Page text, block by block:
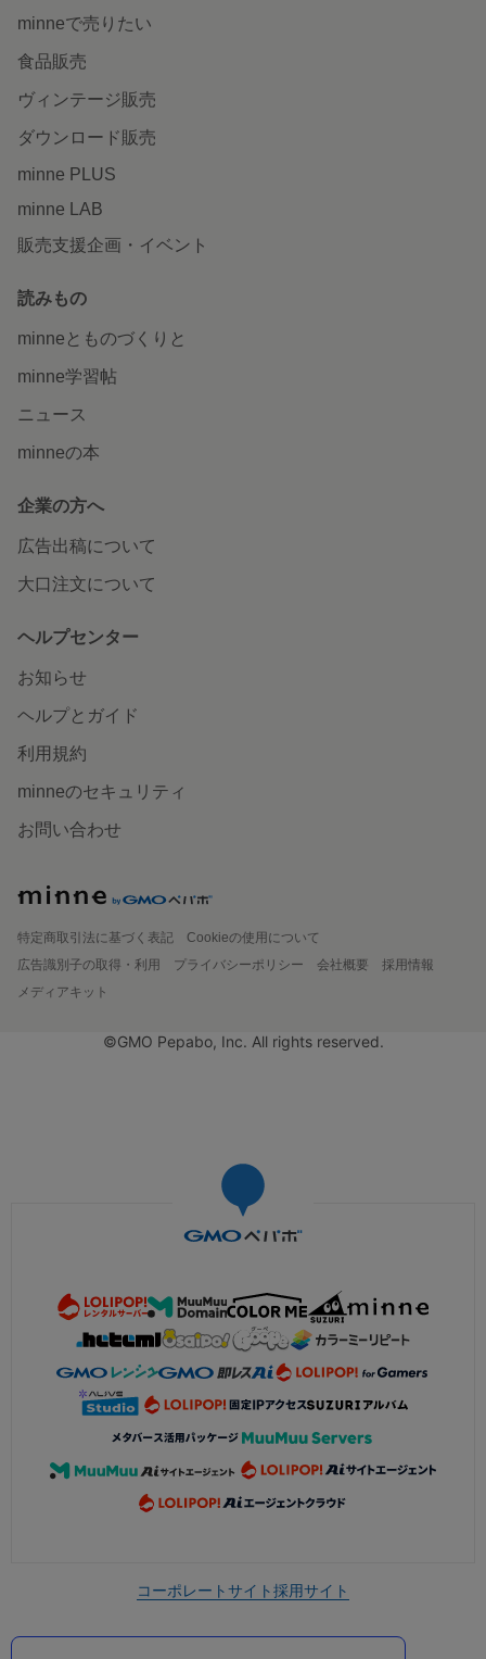
minneで売りたい
食品販売
ヴィンテージ販売
ダウンロード販売
minne PLUS
minne LAB
販売支援企画・イベント
読みもの
minneとものづくりと
minne学習帖
ニュース
minneの本
企業の方へ
広告出稿について
大口注文について
ヘルプセンター
お知らせ
ヘルプとガイド
利用規約
minneのセキュリティ
お問い合わせ
特定商取引法に基づく表記
Cookieの使用について
広告識別子の取得・利用
プライバシーポリシー 会社概要
採用情報
メディアキット
©GMO Pepabo, Inc. All rights reserved.
コーポレートサイト採用サイト